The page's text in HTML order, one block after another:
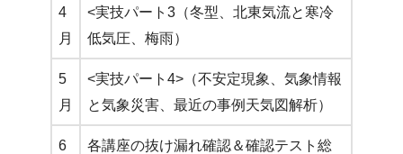
4
月
<実技パート3（冬型、北東気流と寒冷
低気圧、梅雨）
5
月
<実技パート4>（不安定現象、気象情報
と気象災害、最近の事例天気図解析）
6
各講座の抜け漏れ確認＆確認テスト総